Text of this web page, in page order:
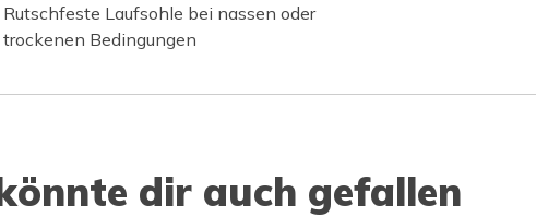
Rutschfeste Laufsohle bei nassen oder
trockenen Bedingungen
dir auch gefallen